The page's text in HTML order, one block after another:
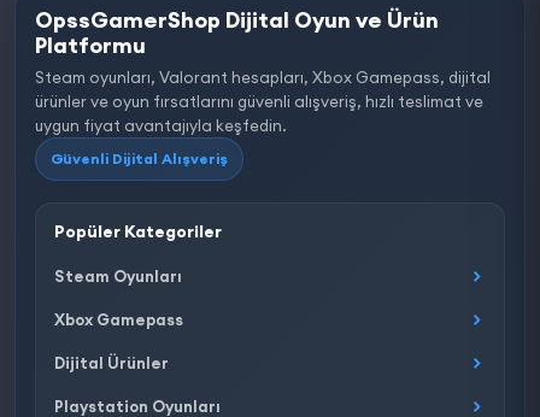
OpssGamerShop Dijital Oyun ve Ürün
Platformu
Steam oyunları, Valorant hesapları, Xbox Gamepass, dijital
ürünler ve oyun fırsatlarını güvenli alışveriş, hızlı teslimat ve
uygun fiyat avantajıyla keşfedin.
Güvenli Dijital Alışveriş
Popüler Kategoriler
Steam Oyunları
Xbox Gamepass
Dijital Ürünler
Playstation Oyunları